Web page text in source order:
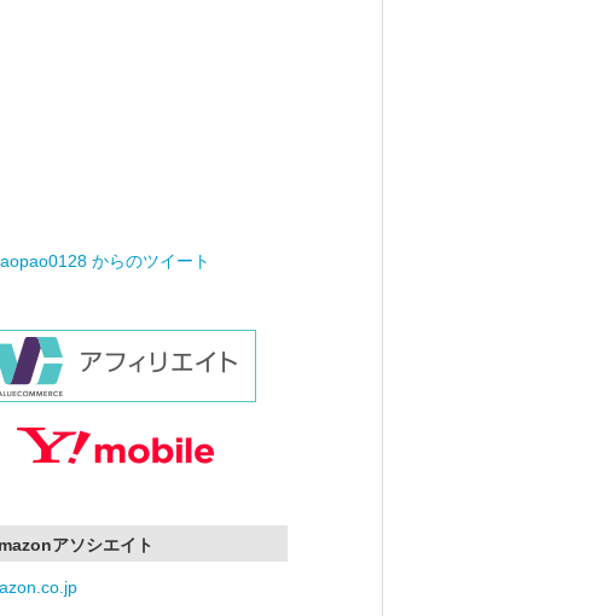
からのツイート
アソシエイト